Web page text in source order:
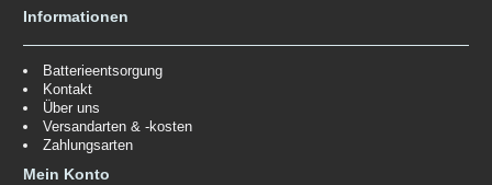
Informationen
Batterieentsorgung
Kontakt
Über uns
Versandarten & -kosten
Zahlungsarten
Mein Konto